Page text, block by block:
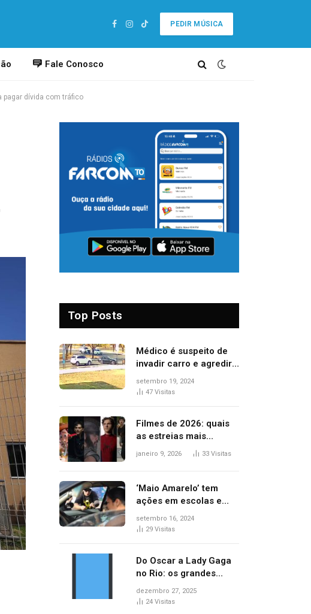
Facebook
Instagram
TikTok
PEDIR MÚSICA
Fale Conosco
pagar dívida com tráfico
Top Posts
Médico é suspeito de
invadir carro e agredir
delegado aposentado
durante confusão no
setembro 19, 2024
47 Visitas
Filmes de 2026: quais
as estreias mais
aguardadas do ano?
janeiro 9, 2026 33 Visitas
‘Maio Amarelo’ tem
ações em escolas e
ruas para prevenir
acidentes no trânsito
setembro 16, 2024
29 Visitas
Do Oscar a Lady Gaga
no Rio: os grandes
marcos da cultura em
2025
dezembro 27, 2025
24 Visitas